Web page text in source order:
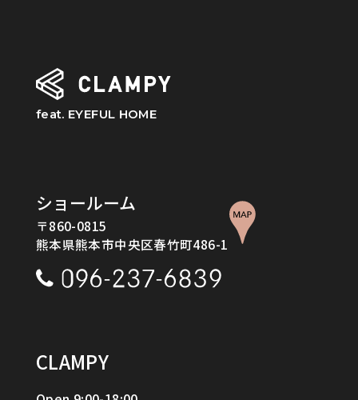
feat. EYEFUL HOME
ショールーム
〒860-0815
熊本県熊本市中央区春竹町486-1
CLAMPY